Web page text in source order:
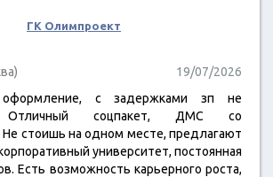
ГК Олимпроект
19/07/2026
оформление, с задержками зп не
Отличный соцпакет, ДМС со
Не стоишь на одном месте, предлагают
университет, постоянная
Есть возможность карьерного роста,